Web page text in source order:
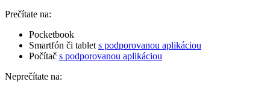
Prečítate na:
Pocketbook
Smartfón či tablet s podporovanou aplikáciou
Počítač s podporovanou aplikáciou
Neprečítate na: